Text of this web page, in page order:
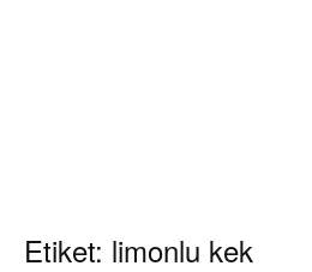
Etiket: limonlu kek